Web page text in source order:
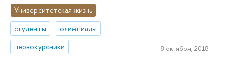
Университетская жизнь
студенты
олимпиады
первокурсники
8 октября, 2018 г.